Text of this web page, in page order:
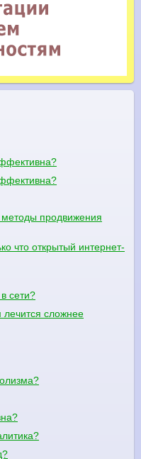
продвижения
что открытый интернет-
сети?
лечится сложнее